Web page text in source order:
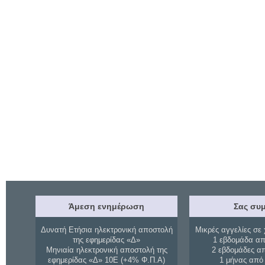
Άμεση ενημέρωση
Δυνατή Ετήσια ηλεκτρονική αποστολή
της εφημερίδας «Δ»
Μηνιαία ηλεκτρονική αποστολή της
εφημερίδας «Δ» 10Ε (+4% Φ.Π.Α)
Σας
Μικρές αγγελίες σε
1 εβδομάδα
2 εβδομάδες
1 μήνας